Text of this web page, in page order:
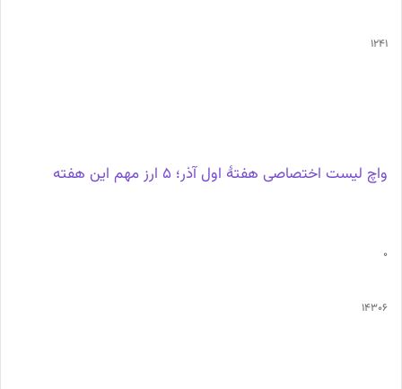
1241
واچ لیست اختصاصی هفتهٔ اول آذر؛ 5 ارز مهم این هفته
0
14306